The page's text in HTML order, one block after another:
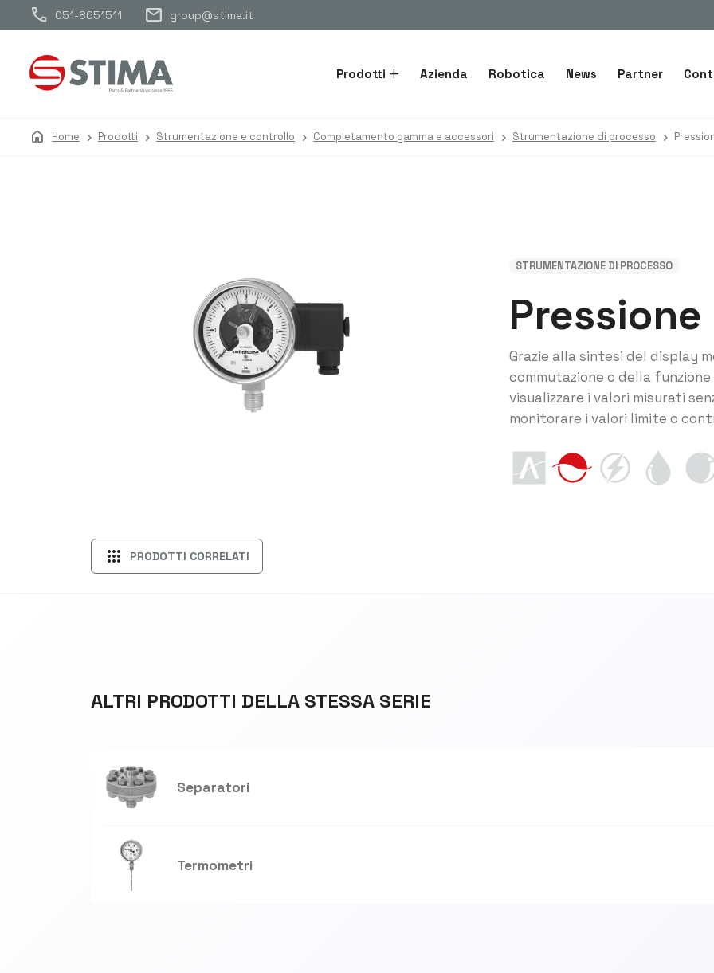
call 051-8651511 mail group@stima.it
Prodotti Azienda Robotica News Partner
home Home Prodotti Strumentazione e controllo Completamento gamma e accessori Strumentazione di processo
STRUMENTAZIONE DI PROCESSO
Grazie alla sintesi del display
commutazione o della
visualizzare i valori misurati
monitorare i valori limite o
apps PRODOTTI CORRELATI
ALTRI PRODOTTI DELLA STESSA SERIE
Separatori
Termometri